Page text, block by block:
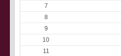
7
8
9
10
11